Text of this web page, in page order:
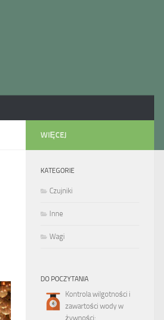
WIĘCEJ
KATEGORIE
Czujniki
Inne
Wagi
DO POCZYTANIA
Kontrola wilgotności i
zawartości wody w
żywności: